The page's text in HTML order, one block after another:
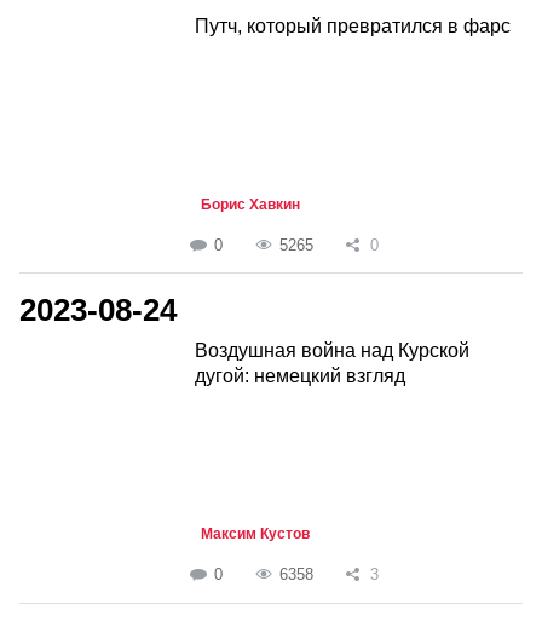
Путч, который превратился в фарс
Борис Хавкин
0 5265 0
2023-08-24
Воздушная война над Курской
дугой: немецкий взгляд
Максим Кустов
0 6358 3